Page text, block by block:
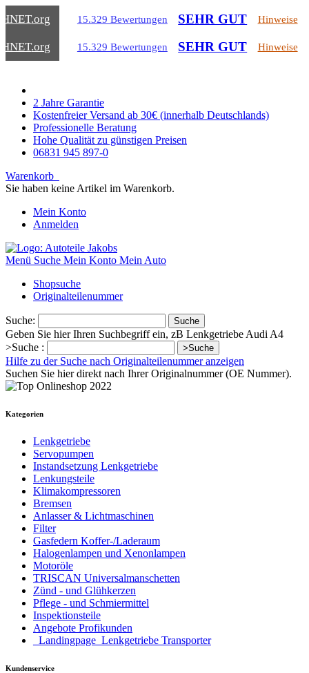
.org 15.329 Bewertungen SEHR GUT Hinweise
.org 15.329 Bewertungen SEHR GUT Hinweise
2 Jahre Garantie
Kostenfreier Versand ab 30€ (innerhalb Deutschlands)
Professionelle Beratung
Hohe Qualität zu günstigen Preisen
06831 945 897-0
Warenkorb
Sie haben keine Artikel im Warenkorb.
Mein Konto
Anmelden
Menü Suche Mein Konto Mein Auto
Shopsuche
Originalteilenummer
Suche: Suche
Geben Sie hier Ihren Suchbegriff ein, zB Lenkgetriebe Audi A4
>Suche :
>Suche
Hilfe zu der Suche nach Originalteilenummer anzeigen
Suchen Sie hier direkt nach Ihrer Originalnummer (OE Nummer).
Kategorien
Lenkgetriebe
Servopumpen
Instandsetzung Lenkgetriebe
Lenkungsteile
Klimakompressoren
Bremsen
Anlasser & Lichtmaschinen
Filter
Gasfedern Koffer-/Laderaum
Halogenlampen und Xenonlampen
Motoröle
TRISCAN Universalmanschetten
Zünd - und Glühkerzen
Pflege - und Schmiermittel
Inspektionsteile
Angebote Profikunden
_Landingpage_Lenkgetriebe Transporter
Kundenservice